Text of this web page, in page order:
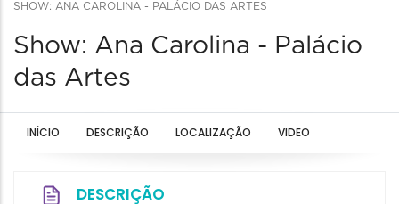
SHOW: ANA CAROLINA - PALÁCIO DAS ARTES
Show: Ana Carolina - Palácio
das Artes
INÍCIO DESCRIÇÃO LOCALIZAÇÃO VIDEO
DESCRIÇÃO